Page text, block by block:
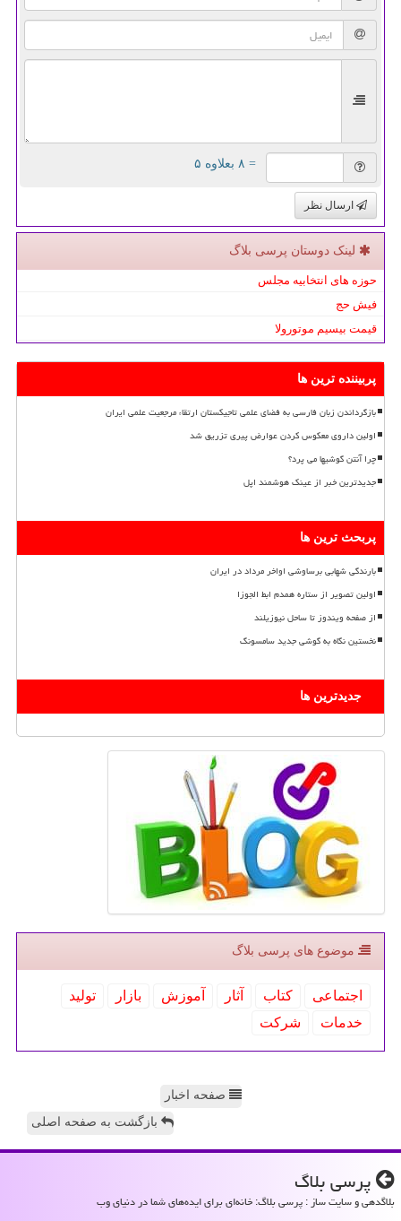
= ۸ بعلاوه ۵
ارسال نظر
لینک دوستان پرسی بلاگ
حوزه های انتخابیه مجلس
فیش حج
قیمت بیسیم موتورولا
پربیننده ترین ها
بازگرداندن زبان فارسی به فضای علمی تاجیکستان ارتقاء مرجعیت علمی ایران
اولین داروی معکوس کردن عوارض پیری تزریق شد
چرا آنتن گوشیها می پرد؟
جدیدترین خبر از عینک هوشمند اپل
پربحث ترین ها
بارندگی شهابی برساوشی اواخر مرداد در ایران
اولین تصویر از ستاره همدم ابط الجوزا
از صفحه ویندوز تا ساحل نیوزیلند
نخستین نگاه به گوشی جدید سامسونگ
جدیدترین ها
موضوع های پرسی بلاگ
اجتماعی كتاب آثار آموزش بازار
تولید
خدمات
شركت
صفحه اخبار
بازگشت به صفحه اصلی
پرسی بلاگ
بلاگدهی و سایت ساز : پرسی بلاگ: خانه‌ای برای ایده‌های شما در دنیای وب